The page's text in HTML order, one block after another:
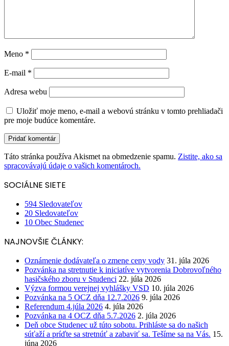
Meno *
E-mail *
Adresa webu
Uložiť moje meno, e-mail a webovú stránku v tomto prehliadači
pre moje budúce komentáre.
Táto stránka používa Akismet na obmedzenie spamu. Zistite, ako sa
spracovávajú údaje o vašich komentároch.
SOCIÁLNE SIETE
594 Sledovateľov
20 Sledovateľov
10 Obec Studenec
NAJNOVŠIE ČLÁNKY:
Oznámenie dodávateľa o zmene ceny vody 31. júla 2026
Pozvánka na stretnutie k iniciatíve vytvorenia Dobrovoľného
hasičského zboru v Studenci 22. júla 2026
Výzva formou verejnej vyhlášky VSD 10. júla 2026
Pozvánka na 5 OCZ dňa 12.7.2026 9. júla 2026
Referendum 4.júla 2026 4. júla 2026
Pozvánka na 4 OCZ dňa 5.7.2026 2. júla 2026
Deň obce Studenec už túto sobotu. Prihláste sa do našich
súťaží a príďte sa stretnúť a zabaviť sa. Tešíme sa na Vás. 15.
júna 2026